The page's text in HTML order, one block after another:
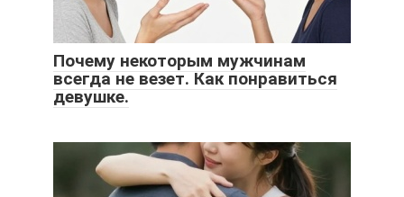
Почему некоторым мужчинам
всегда не везет. Как понравиться
девушке.